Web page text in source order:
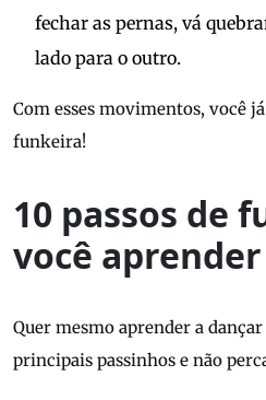
fechar as pernas, vá
lado para o outro.
Com esses movimentos, você
funkeira!
10 passos de
você
Quer mesmo aprender a
principais passinhos e não